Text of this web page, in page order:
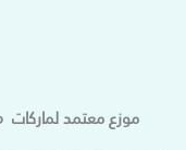
موزع معتمد لماركات Garrett – Convoy – ZKTeco العالمية